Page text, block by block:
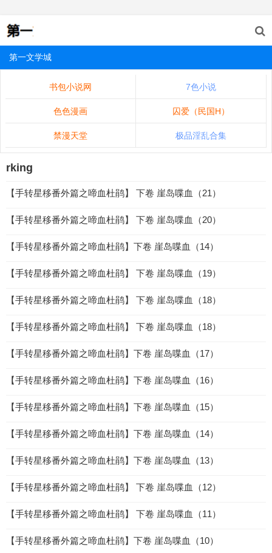
第一文学城
书包小说网 7色小说
色色漫画 囚爱（民国H）
禁漫天堂 极品淫乱合集
rking
【手转星移番外篇之啼血杜鹃】 下卷 崖岛喋血（21）
【手转星移番外篇之啼血杜鹃】 下卷 崖岛喋血（20）
【手转星移番外篇之啼血杜鹃】下卷 崖岛喋血（14）
【手转星移番外篇之啼血杜鹃】 下卷 崖岛喋血（19）
【手转星移番外篇之啼血杜鹃】 下卷 崖岛喋血（18）
【手转星移番外篇之啼血杜鹃】 下卷 崖岛喋血（18）
【手转星移番外篇之啼血杜鹃】下卷 崖岛喋血（17）
【手转星移番外篇之啼血杜鹃】下卷 崖岛喋血（16）
【手转星移番外篇之啼血杜鹃】下卷 崖岛喋血（15）
【手转星移番外篇之啼血杜鹃】下卷 崖岛喋血（14）
【手转星移番外篇之啼血杜鹃】下卷 崖岛喋血（13）
【手转星移番外篇之啼血杜鹃】 下卷 崖岛喋血（12）
【手转星移番外篇之啼血杜鹃】 下卷 崖岛喋血（11）
【手转星移番外篇之啼血杜鹃】下卷 崖岛喋血（10）